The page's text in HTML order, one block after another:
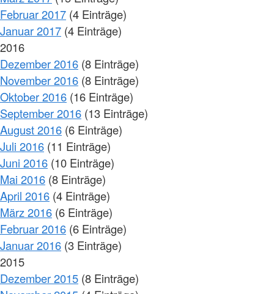
Februar 2017 (4 Einträge)
Januar 2017 (4 Einträge)
2016
Dezember 2016 (8 Einträge)
November 2016 (8 Einträge)
Oktober 2016 (16 Einträge)
September 2016 (13 Einträge)
August 2016 (6 Einträge)
Juli 2016 (11 Einträge)
Juni 2016 (10 Einträge)
Mai 2016 (8 Einträge)
April 2016 (4 Einträge)
März 2016 (6 Einträge)
Februar 2016 (6 Einträge)
Januar 2016 (3 Einträge)
2015
Dezember 2015 (8 Einträge)